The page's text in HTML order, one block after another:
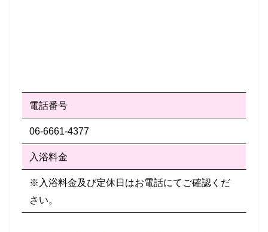
電話番号
06-6661-4377
入浴料金
※入浴料金及び定休日はお電話にてご確認くだ
さい。